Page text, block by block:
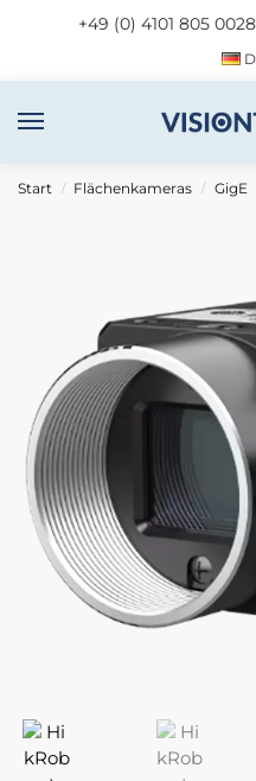
+49 (0) 4101 805 0028
Start / Flächenkameras / GigE